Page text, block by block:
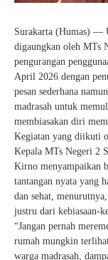
Surakarta (Humas) —
digaungkan oleh MTs
pengurangan
April 2026 dengan
pesan sederhana
madrasah untuk
membiasakan diri
Kegiatan yang diikuti
Kepala MTs Negeri 2
Kirno menyampaikan
tantangan nyata yang
dan sehat,
justru dari kebiasaan-
“Jangan pernah
rumah mungkin
warga madrasah,